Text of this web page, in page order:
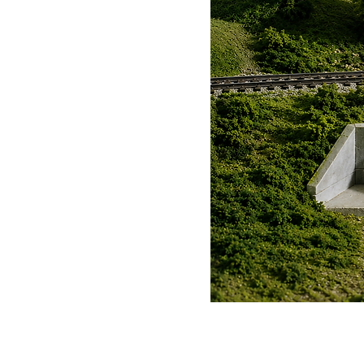
Trockenzeit
Glanz: 1-2 Stunden
Matt & Satin: 20-40 Minuten
Trocknen
Metallics: harttrocknend in
je nach
Mindestens 6 Stunden
Wie man reinigt
Pinsel: Humbrol-Emaille-
Airbrush: gründlich mit
Produkt ist nach dem